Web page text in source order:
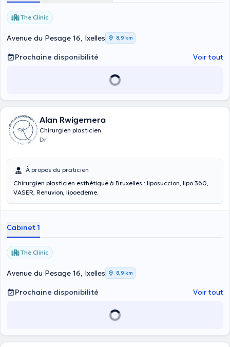
The Clinic
Avenue du Pesage 16, Ixelles 8,9 km
Prochaine disponibilité Voir tout
Alan Rwigemera
Chirurgien plasticien
Dr.
À propos du praticien
Chirurgien plasticien esthétique à Bruxelles : liposuccion, lipo 360,
VASER, Renuvion, lipoedeme.
Cabinet 1
The Clinic
Avenue du Pesage 16, Ixelles 8,9 km
Prochaine disponibilité Voir tout